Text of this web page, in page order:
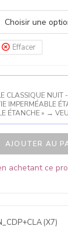
Effacer
CLASSIQUE NUIT
IMPERMÉABLE
ÉTANCHE » →
AJOUTER AU
achetant ce
(X7)